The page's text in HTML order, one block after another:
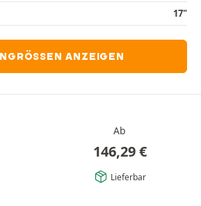
17"
ANZEIGEN
Ab
146,29 €
Lieferbar